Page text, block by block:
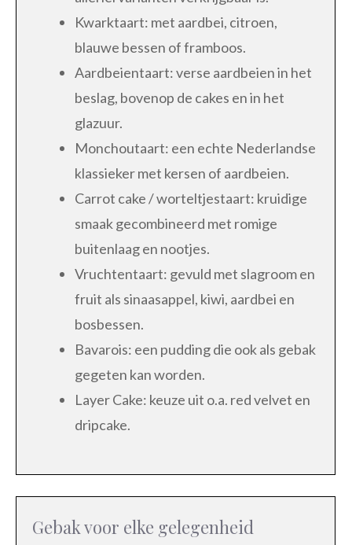
Kwarktaart: met aardbei, citroen,
blauwe bessen of framboos.
Aardbeientaart: verse aardbeien in het
beslag, bovenop de cakes en in het
glazuur.
Monchoutaart: een echte Nederlandse
klassieker met kersen of aardbeien.
Carrot cake / worteltjestaart: kruidige
smaak gecombineerd met romige
buitenlaag en nootjes.
Vruchtentaart: gevuld met slagroom en
fruit als sinaasappel, kiwi, aardbei en
bosbessen.
Bavarois: een pudding die ook als gebak
gegeten kan worden.
Layer Cake: keuze uit o.a. red velvet en
dripcake.
Gebak voor elke gelegenheid